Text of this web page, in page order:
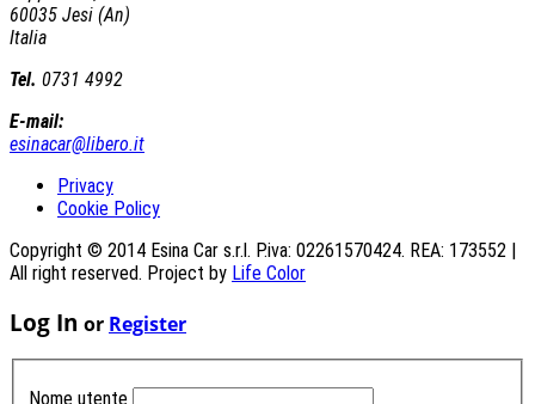
60035 Jesi (An)
Italia
Tel. 0731 4992
E-mail:
esinacar@libero.it
Privacy
Cookie Policy
Copyright © 2014 Esina Car s.r.l. P.iva: 02261570424. REA: 173552 |
All right reserved. Project by Life Color
Log In or Register
Nome utente